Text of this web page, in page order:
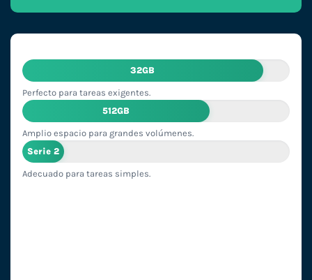
32GB
Perfecto para tareas exigentes.
512GB
Amplio espacio para grandes volúmenes.
Serie 2
Adecuado para tareas simples.